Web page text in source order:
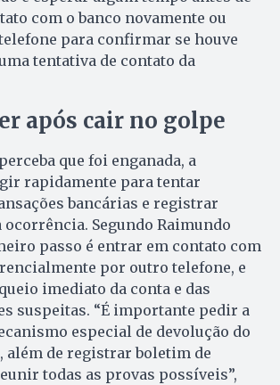
com o banco novamente ou
para confirmar se houve
tentativa de contato da
após cair no golpe
que foi enganada, a
rapidamente para tentar
bancárias e registrar
Segundo Raimundo
passo é entrar em contato com
por outro telefone, e
imediato da conta e das
suspeitas. “É importante pedir a
especial de devolução do
além de registrar boletim de
todas as provas possíveis”,